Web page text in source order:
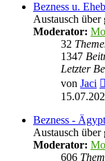
Bezness u.
Austausch über
Moderator:
32
1347
Letzter
von Jaci
Bezness -
Austausch über
Moderator:
606